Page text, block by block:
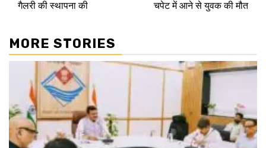
गैलरी की स्थापना की
चपेट में आने से युवक की मौत
MORE STORIES